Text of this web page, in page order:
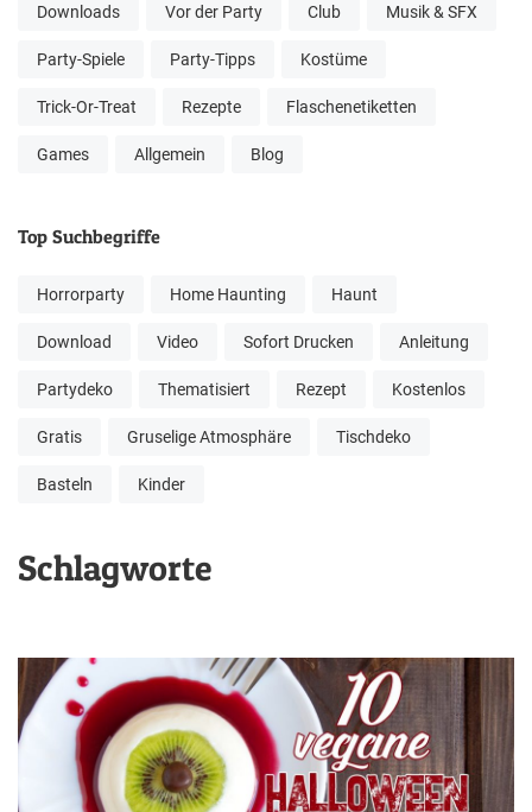
Downloads Vor der Party Club Musik & SFX
Party-Spiele Party-Tipps Kostüme
Trick-Or-Treat Rezepte Flaschenetiketten
Games Allgemein Blog
Top Suchbegriffe
Horrorparty Home Haunting Haunt
Download Video Sofort Drucken Anleitung
Partydeko Thematisiert Rezept Kostenlos
Gratis Gruselige Atmosphäre Tischdeko
Basteln Kinder
Schlagworte